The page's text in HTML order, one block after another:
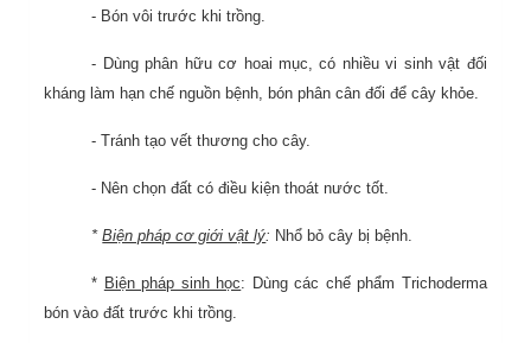
- Bón vôi trước khi trồng.
- Dùng phân hữu cơ hoai mục, có nhiều vi sinh vật đối
kháng làm hạn chế nguồn bệnh, bón phân cân đối để cây khỏe.
- Tránh tạo vết thương cho cây.
- Nên chọn đất có điều kiện thoát nước tốt.
*Biện pháp cơ giới vật lý: Nhổ bỏ cây bị bệnh.
* Biện pháp sinh học: Dùng các chế phẩm Trichoderma
bón vào đất trước khi trồng.